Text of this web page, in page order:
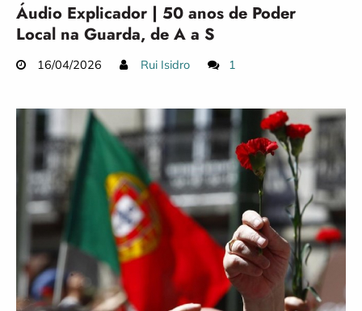
Áudio Explicador | 50 anos de Poder
Local na Guarda, de A a S
16/04/2026 Rui Isidro 1